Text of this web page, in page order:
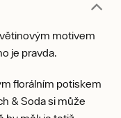
motivem
je pravda.
florálním potiskem
& Soda si může